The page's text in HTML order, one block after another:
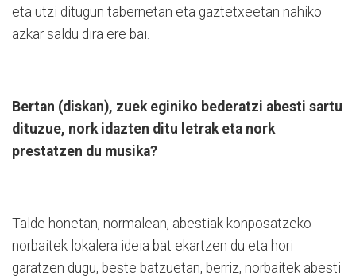
eta utzi ditugun tabernetan eta gaztetxeetan nahiko
azkar saldu dira ere bai.
Bertan (diskan), zuek eginiko bederatzi abesti sartu
dituzue, nork idazten ditu letrak eta nork
prestatzen du musika?
Talde honetan, normalean, abestiak konposatzeko
norbaitek lokalera ideia bat ekartzen du eta hori
garatzen dugu, beste batzuetan, berriz, norbaitek abesti